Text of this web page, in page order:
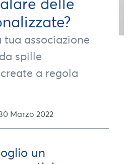
delle
associazione
spille
a regola
Marzo 2022
un